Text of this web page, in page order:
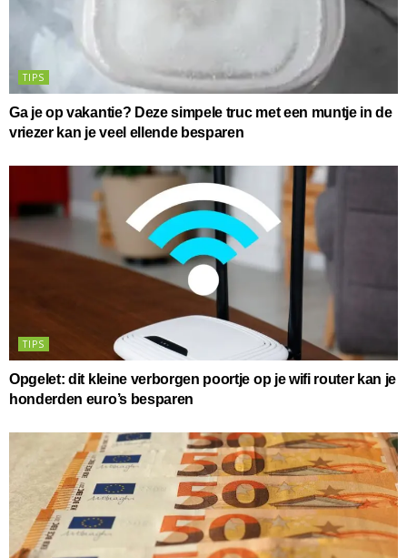
TIPS
Ga je op vakantie? Deze simpele truc met een muntje in de
vriezer kan je veel ellende besparen
TIPS
Opgelet: dit kleine verborgen poortje op je wifi router kan je
honderden euro’s besparen